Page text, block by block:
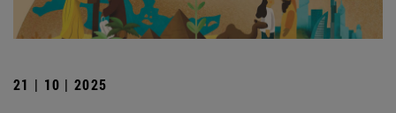
21 | 10 | 2025